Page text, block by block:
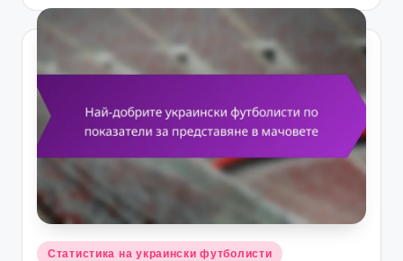
Posted
Статистика на украински футболисти